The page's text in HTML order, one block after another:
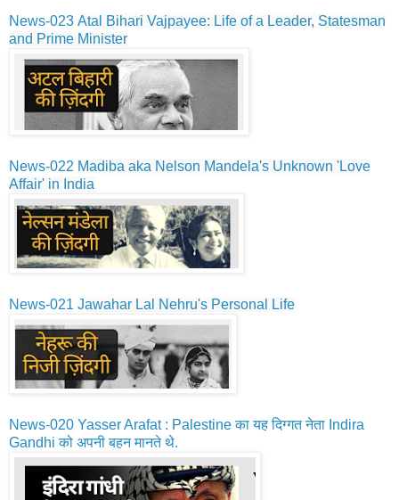
News-023 Atal Bihari Vajpayee: Life of a Leader, Statesman
and Prime Minister
News-022 Madiba aka Nelson Mandela's Unknown 'Love
Affair' in India
News-021 Jawahar Lal Nehru's Personal Life
News-020 Yasser Arafat : Palestine का यह दिग्गत नेता Indira
Gandhi को अपनी बहन मानते थे.